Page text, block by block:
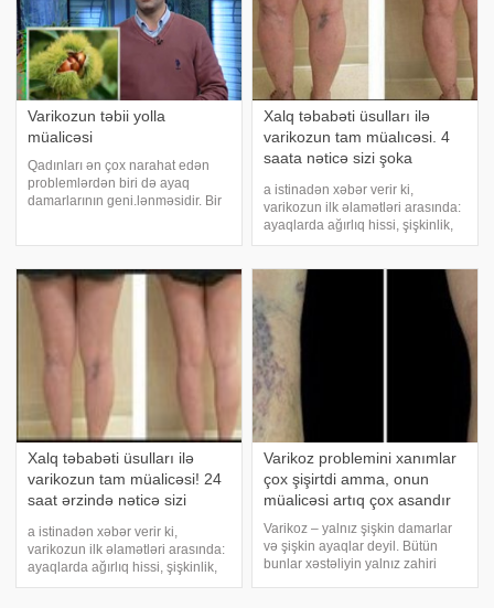
Varikozun təbii yolla
müalicəsi
Qadınları ən çox narahat edən
problemlərdən biri də ayaq
damarlarının geni.lənməsidir. Bir
durulaşdırır, damarların
elastikliyin
Xalq təbabəti üsulları ilə
varikozun tam müalıcəsi. 4
saata nəticə sizi şoka
a istinadən xəbər verir ki,
varikozun ilk əlamətləri arasında:
ayaqlarda ağırlıq hissi, şişkinlik,
yorğunluq və keyləşmə, axşam
qıcolmalar, ayaqlarda göy və ya
qırmızı çalarlığı olan "to
Xalq təbabəti üsulları ilə
varikozun tam müalicəsi! 24
saat ərzində nəticə sizi
a istinadən xəbər verir ki,
varikozun ilk əlamətləri arasında:
ayaqlarda ağırlıq hissi, şişkinlik,
yorğunluq və keyləşmə, axşam
Varikoz problemini xanımlar
çox şişirtdi amma, onun
müalicəsi artıq çox asandır
Varikoz – yalnız şişkin damarlar
və şişkin ayaqlar deyil. Bütün
bunlar xəstəliyin yalnız zahiri